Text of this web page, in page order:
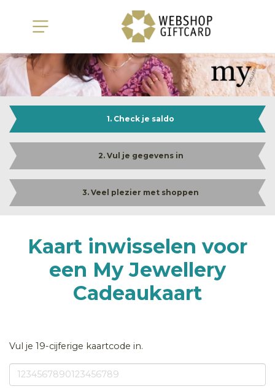
1. Check je saldo
2. Vul je gegevens in
3. Veel plezier met shoppen
Kaart inwisselen voor
een My Jewellery
Cadeaukaart
Vul je 19-cijferige kaartcode in.